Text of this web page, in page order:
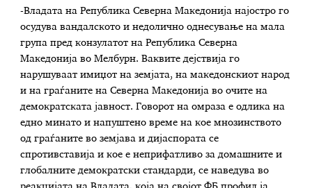
-Владата на Република Северна Македонија најостро го
осудува вандалското и недолично однесување на мала
група пред конзулатот на Република Северна
Македонија во Мелбурн. Ваквите дејствија го
нарушуваат имиџот на земјата, на македонскиот народ
и на граѓаните на Северна Македонија во очите на
демократската јавност. Говорот на омраза е одлика на
едно минато и напуштено време на кое мнозинството
од граѓаните во земјава и дијаспората се
спротивставија и кое е неприфатливо за домашните и
глобалните демократски стандарди, се наведува во